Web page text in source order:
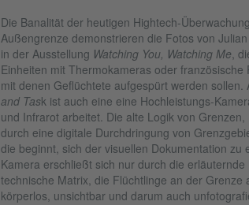
Die Banalität der heutigen Hightech-
Außengrenze demonstrieren die Fotos von
in der Ausstellung Watching You, Watching Me,
Einheiten mit Thermokameras oder französische
mit denen Geflüchtete aufgespürt werden sollen.
and Task ist auch eine eine Hochleistungs-
und Infrarot arbeitet. Die alte Logik von
durch eine digitale Durchdringung von
die beginnt, sich der visuellen Dokumentation zu
Kamera erschließt sich nur durch die
technische Matrix, die Flüchtlinge an der Grenze
körperlos, unsichtbar und darum auch